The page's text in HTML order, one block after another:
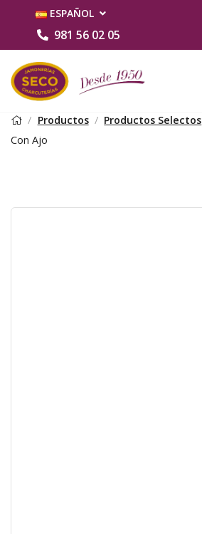
ESPAÑOL
981 56 02 05
Productos Productos Selectos
Con Ajo